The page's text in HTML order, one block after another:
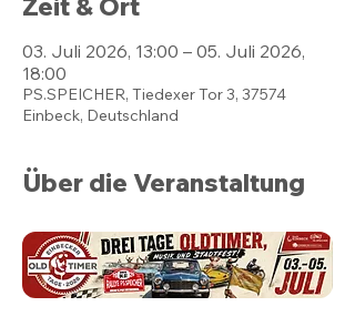
03. Juli 2026, 13:00 – 05. Juli 2026,
18:00
PS.SPEICHER, Tiedexer Tor 3, 37574
Einbeck, Deutschland
Über die Veranstaltung